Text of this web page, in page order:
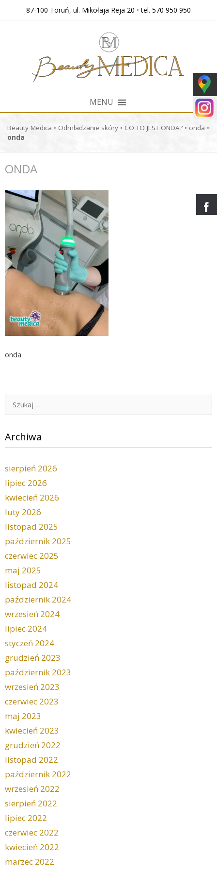
87-100 Toruń, ul. Mikołaja Reja 20 • tel. 570 950 950
MENU
Beauty Medica • Odmładzanie skóry • CO TO JEST ONDA? • onda •
onda
ONDA
onda
Szukaj:
Archiwa
sierpień 2026
lipiec 2026
kwiecień 2026
luty 2026
listopad 2025
październik 2025
czerwiec 2025
maj 2025
listopad 2024
październik 2024
wrzesień 2024
lipiec 2024
styczeń 2024
grudzień 2023
październik 2023
wrzesień 2023
czerwiec 2023
maj 2023
kwiecień 2023
grudzień 2022
listopad 2022
październik 2022
wrzesień 2022
sierpień 2022
lipiec 2022
czerwiec 2022
kwiecień 2022
marzec 2022